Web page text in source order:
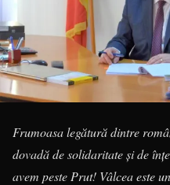
Frumoasa legătură dintre
dovadă de solidaritate și de
avem peste Prut! Vâlcea este